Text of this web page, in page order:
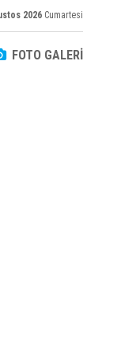
2026 Cumartesi
FOTO GALERİ